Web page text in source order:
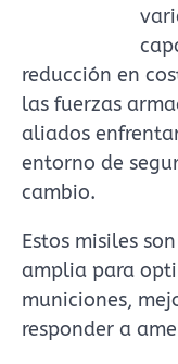
reducción en
las fuerzas
aliados
entorno de
cambio.
Estos misiles
amplia para
municiones,
responder a